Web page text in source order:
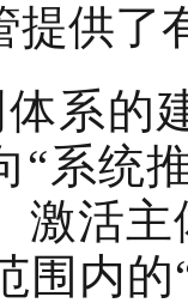
提供了
体系
“系统
激活
围内